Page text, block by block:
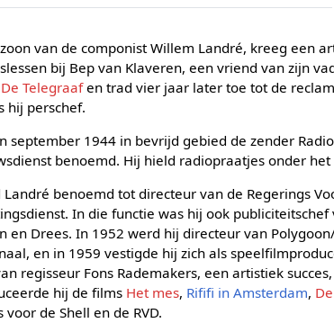
van de componist Willem Landré, kreeg een
bij Bep van Klaveren, een vriend van zijn
De Telegraafen trad vier jaar later toe tot de
hij perschef.
september 1944 in bevrijd gebied de zender
benoemd. Hij hield radiopraatjes onder het
benoemd tot directeur van de Regerings
In die functie was hij ook
en Drees. In 1952 werd hij directeur van
en in 1959 vestigde hij zich als
regisseur Fons Rademakers, een artistiek
hij de films Het mes, Rififi in Amsterdam,
de Shell en de RVD.